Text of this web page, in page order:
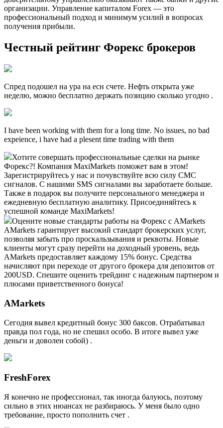
организации. Управление капиталом Forex — это
профессиональный подход и минимум усилий в вопросах
получения прибыли.
Честный рейтинг Форекс брокеров
Спред подошел на ура на есн счете. Нефть открыта уже
неделю, можно бесплатно держать позицию сколько угодно .
I have been working with them for a long time. No issues, no bad
expeience, i have had a plesent time trading with them
Хотите совершать профессиональные сделки на рынке
Форекс?! Компания MaxiMarkets поможет вам в этом!
Зарегистрируйтесь у нас и почувствуйте всю силу СМС
сигналов. С нашими SMS сигналами вы заработаете больше.
Также в подарок вы получите персонального менеджера и
ежедневную бесплатную аналитику. Присоединяйтесь к
успешной команде MaxiMarkets!
Оцените новые стандарты работы на Форекс с AMarkets
AMarkets гарантирует высокий стандарт брокерских услуг,
позволяя забыть про проскальзывания и реквоты. Новые
клиенты могут сразу перейти на доходный уровень, ведь
AMarkets предоставляет каждому 15% бонус. Средства
начисляют при переходе от другого брокера для депозитов от
200USD. Спешите оценить трейдинг с надежным партнером и
плюсами приветственного бонуса!
AMarkets
Сегодня вывел кредитный бонус 300 баксов. Отрабатывал
правда пол года, но не спешил особо. В итоге вывел уже
деньги и доволен собой) .
FreshForex
Я конечно не профессионал, так иногда балуюсь, поэтому
сильно в этих нюансах не разбираюсь. У меня было одно
требование, просто пополнить счет .